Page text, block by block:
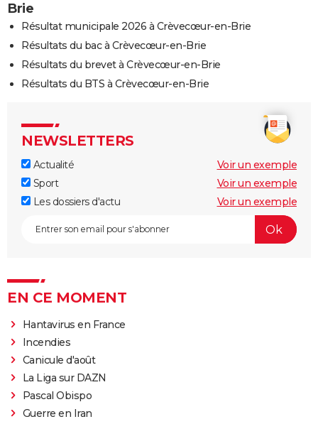
Brie
Résultat municipale 2026 à Crèvecœur-en-Brie
Résultats du bac à Crèvecœur-en-Brie
Résultats du brevet à Crèvecœur-en-Brie
Résultats du BTS à Crèvecœur-en-Brie
NEWSLETTERS
Actualité
Voir un exemple
Sport
Voir un exemple
Les dossiers d'actu
Voir un exemple
EN CE MOMENT
Hantavirus en France
Incendies
Canicule d'août
La Liga sur DAZN
Pascal Obispo
Guerre en Iran